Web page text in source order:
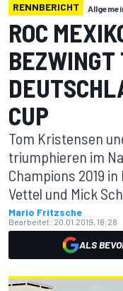
RENNBERICHT
ROC
BEZWINGT
CUP
Tom Kristensen
triumphieren im
Champions 2019
Vettel und Mick
Mario Fritzsche
Bearbeitet: 20.01.2019, 18:28
ALS